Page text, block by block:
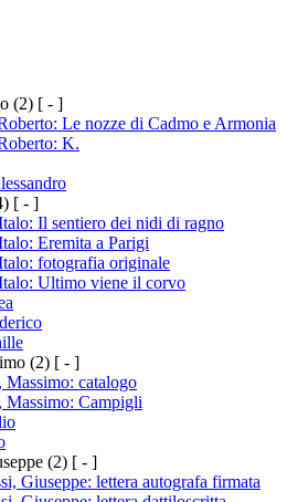
(2) [ - ]
Le nozze di Cadmo e Armonia
K.
[ - ]
Il sentiero dei nidi di ragno
Eremita a Parigi
fotografia originale
Ultimo viene il corvo
(2) [ - ]
catalogo
Massimo: Campigli
(2) [ - ]
Giuseppe: lettera autografa firmata